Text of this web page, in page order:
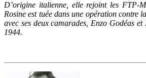
D’origine italienne, elle rejoint les FTP-
Rosine est tuée dans une opération contre
avec ses deux camarades, Enzo Godéas
1944.